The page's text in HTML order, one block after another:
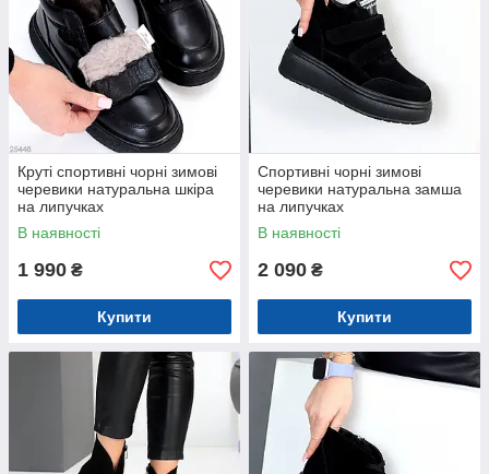
Круті спортивні чорні зимові
черевики натуральна шкіра
на липучках
В наявності
1 990 ₴
Купити
Спортивні чорні зимові
черевики натуральна замша
на липучках
В наявності
2 090 ₴
Купити